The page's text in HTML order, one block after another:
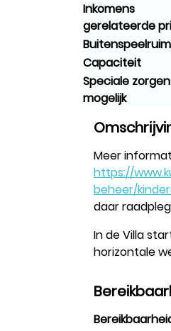
Inkomens
gerelateerde
Capaciteit
Speciale zorgen
mogelijk
Meer
https://
beheer/
daar
In de Villa
horizontale